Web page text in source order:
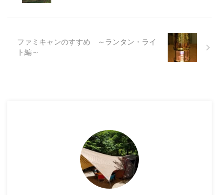
ファミキャンのすすめ ～ランタン・ライ
ト編～